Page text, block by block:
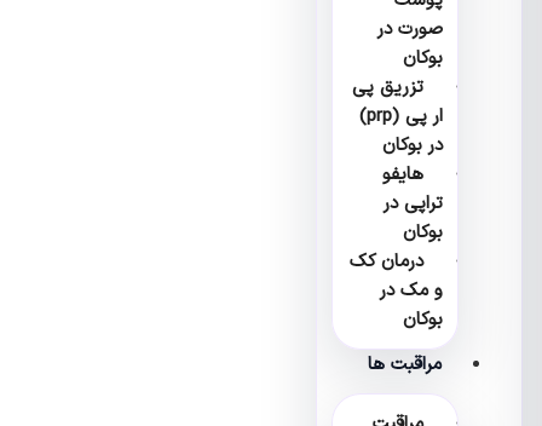
صورت در
بوکان
تزریق پی
ار پی (prp)
در بوکان
هایفو
تراپی در
بوکان
درمان کک
و مک در
بوکان
مراقبت ها